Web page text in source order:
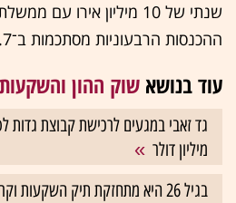
שנתי של 10 מיליון אירו
ההכנסות הרבעוניות מסתכמות ב־3.7 מיליון דולר בלבד.
עוד בנושא שוק ההון והשקעות
מיליון דולר
בגיל 26 היא מתחזקת תיק השקעות